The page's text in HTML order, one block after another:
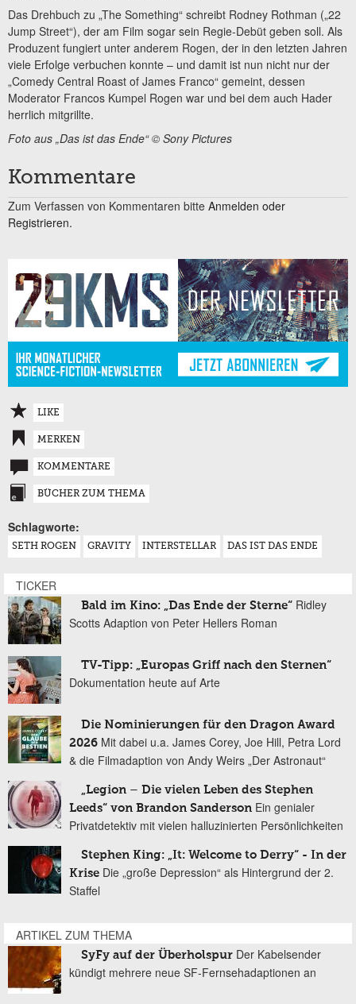
Das Drehbuch zu „The Something“ schreibt Rodney Rothman („22
Jump Street“), der am Film sogar sein Regie-Debüt geben soll. Als
Produzent fungiert unter anderem Rogen, der in den letzten Jahren
viele Erfolge verbuchen konnte – und damit ist nun nicht nur der
„Comedy Central Roast of James Franco“ gemeint, dessen
Moderator Francos Kumpel Rogen war und bei dem auch Hader
herrlich mitgrillte.
Foto aus „Das ist das Ende“ © Sony Pictures
Kommentare
Zum Verfassen von Kommentaren bitte Anmelden oder
Registrieren.
LIKE
MERKEN
KOMMENTARE
BÜCHER ZUM THEMA
Schlagworte:
SETH ROGEN GRAVITY INTERSTELLAR DAS IST DAS ENDE
TICKER
Bald im Kino: „Das Ende der Sterne“ Ridley
Scotts Adaption von Peter Hellers Roman
TV-Tipp: „Europas Griff nach den Sternen“
Dokumentation heute auf Arte
Die Nominierungen für den Dragon Award
2026 Mit dabei u.a. James Corey, Joe Hill, Petra Lord
& die Filmadaption von Andy Weirs „Der Astronaut“
„Legion – Die vielen Leben des Stephen
Leeds“ von Brandon Sanderson Ein genialer
Privatdetektiv mit vielen halluzinierten Persönlichkeiten
Stephen King: „It: Welcome to Derry“ - In der
Krise Die „große Depression“ als Hintergrund der 2.
Staffel
ARTIKEL ZUM THEMA
SyFy auf der Überholspur Der Kabelsender
kündigt mehrere neue SF-Fernsehadaptionen an